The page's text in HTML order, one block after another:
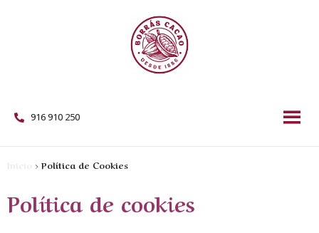
916 910 250
> Política de Cookies
Política de cookies